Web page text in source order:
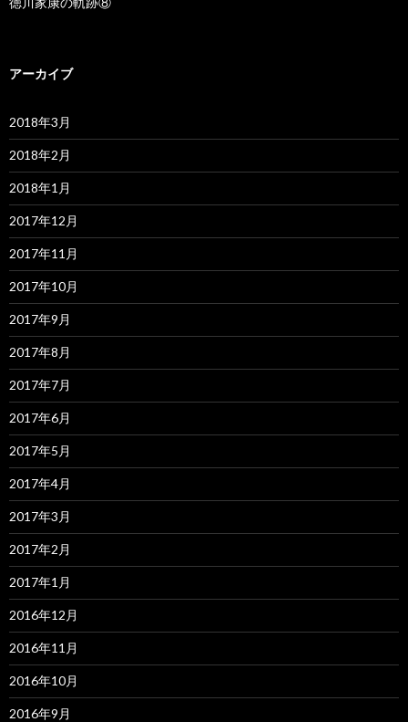
アーカイブ
2018年3月
2018年2月
2018年1月
2017年12月
2017年11月
2017年10月
2017年9月
2017年8月
2017年7月
2017年6月
2017年5月
2017年4月
2017年3月
2017年2月
2017年1月
2016年12月
2016年11月
2016年10月
2016年9月